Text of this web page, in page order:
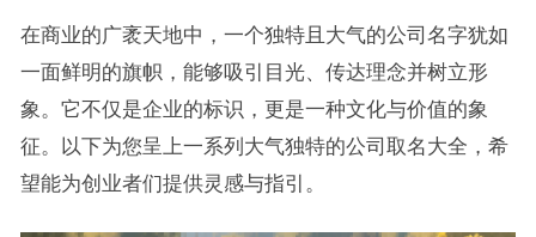
在商业的广袤天地中，一个独特且大气的公司名字犹如
一面鲜明的旗帜，能够吸引目光、传达理念并树立形
象。它不仅是企业的标识，更是一种文化与价值的象
征。以下为您呈上一系列大气独特的公司取名大全，希
望能为创业者们提供灵感与指引。